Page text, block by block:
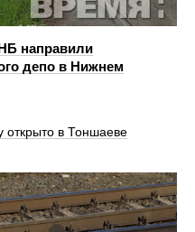
направили
депо в Нижнем
открыто в Тоншаеве